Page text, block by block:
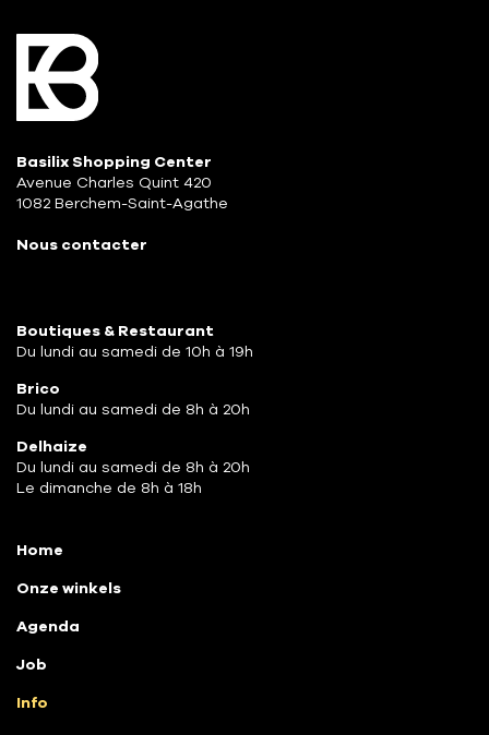
Basilix Shopping Center
Avenue Charles Quint 420
1082 Berchem-Saint-Agathe
Nous contacter
Boutiques & Restaurant
Du lundi au samedi de 10h à 19h
Brico
Du lundi au samedi de 8h à 20h
Delhaize
Du lundi au samedi de 8h à 20h
Le dimanche de 8h à 18h
Home
Onze winkels
Agenda
Job
Info